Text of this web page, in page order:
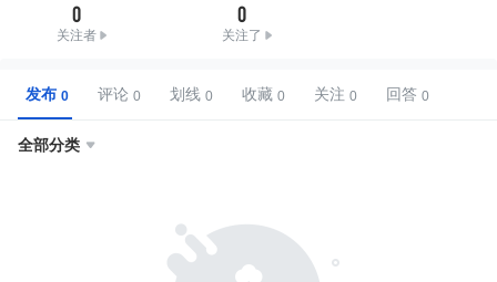
0
关注者
0
关注了
发布 评论 划线 收藏 关注 回答
全部分类 